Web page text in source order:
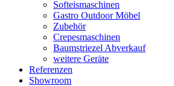
Softeismaschinen
Gastro Outdoor Möbel
Zubehör
Crepesmaschinen
Baumstriezel Abverkauf
weitere Geräte
Referenzen
Showroom